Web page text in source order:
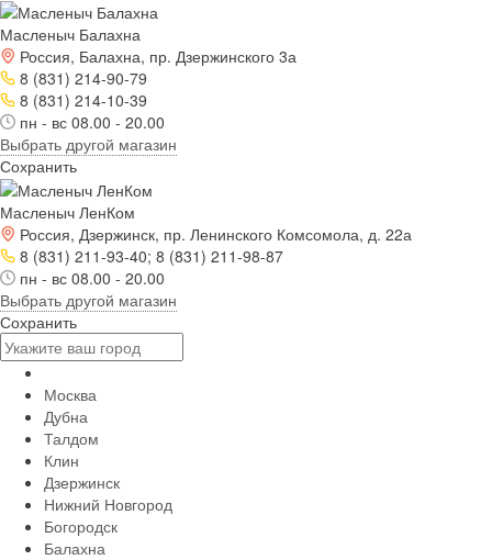
Масленыч Балахна
Россия, Балахна, пр. Дзержинского 3а
8 (831) 214-90-79
8 (831) 214-10-39
пн - вс 08.00 - 20.00
Выбрать другой магазин
Сохранить
Масленыч ЛенКом
Россия, Дзержинск, пр. Ленинского Комсомола, д. 22а
8 (831) 211-93-40; 8 (831) 211-98-87
пн - вс 08.00 - 20.00
Выбрать другой магазин
Сохранить
Москва
Дубна
Талдом
Клин
Дзержинск
Нижний Новгород
Богородск
Балахна